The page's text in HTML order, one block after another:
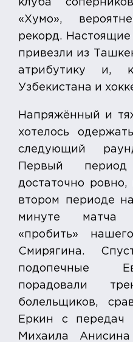
клуба
«Хумо»,
рекорд.
привезли из
атрибутику и,
Узбекистана и
Напряжённый и
хотелось
следующий
Первый
достаточно
втором периоде
минуте матча
«пробить»
Смирягина.
подопечные
порадовали
болельщиков,
Еркин с передач
Михаила